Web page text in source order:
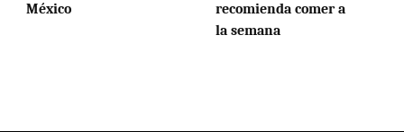
México
recomienda comer a
la semana